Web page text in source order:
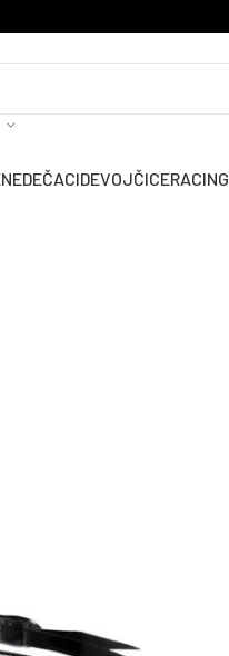
DEČACIDEVOJČICERACING